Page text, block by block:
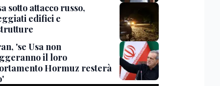
sotto attacco russo,
edifici e
'se Usa non
il loro
Hormuz resterà